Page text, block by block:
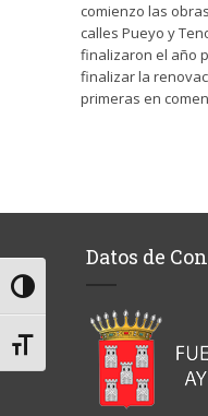
Alternar alto contraste
Alternar tamaño de letra
comienzo las
calles Pueyo y
finalizaron el año
finalizar la
primeras en
Datos de